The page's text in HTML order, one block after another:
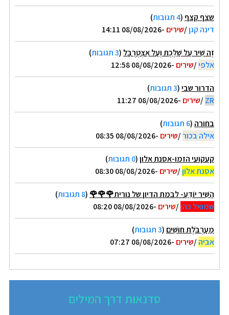
שצף קצף (4 תגובות
)
דינה קגן/שירים -08/08/2026 14:11
זֶה שִׁיר עַל שַׁלֶּכֶת וְעַל אִצְטְרֻבָּל (3 תגובות
)
אלפי/שירים -08/08/2026 12:58
הדרור שבי(3 תגובות
)
ZR
/שירים -08/08/2026 11:27
בחורה (6 תגובות
)
אילה בכור/שירים -08/08/2026 08:35
קעקועי הזמו-אסנת אלון(0 תגובות
)
אסנת אלון/שירים -08/08/2026 08:30
הַשִּׁיר יוֹדֵעַ- לבמת הדיון של נורית🌹🌹🌹 (8 תגובות
)
שמואל כהן/שירים -08/08/2026 08:20
מַעַרְבֹּלֶת חוּשִׁים (3 תגובות
)
אביה/שירים -08/08/2026 07:27
סדנאות דרך המילים